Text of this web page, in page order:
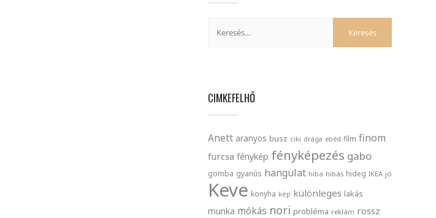
CIMKEFELHŐ
Anett aranyos busz ciki drága ebéd film finom
furcsa fénykép fényképezés gabo
gomba gyanús hangulat hiba hibás hideg IKEA jó
Keve konyha kép különleges lakás
munka mókás nori probléma reklám rossz